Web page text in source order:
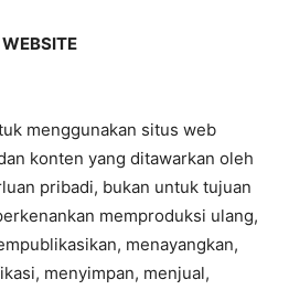
menggunakan situs web
konten yang ditawarkan oleh
pribadi, bukan untuk tujuan
memproduksi ulang,
menayangkan,
menyimpan, menjual,